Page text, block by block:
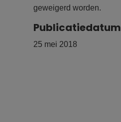
geweigerd worden.
Publicatiedatum
25 mei 2018